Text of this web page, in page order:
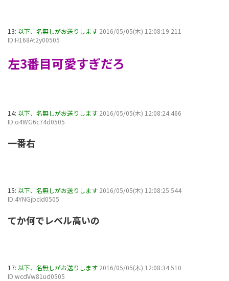
13: 以下、名無しがお送りします 2016/05/05(木) 12:08:19.211
ID:H168At2y00505
左3番目可愛すぎだろ
14: 以下、名無しがお送りします 2016/05/05(木) 12:08:24.466
ID:o4WG6c74d0505
一番右
15: 以下、名無しがお送りします 2016/05/05(木) 12:08:25.544
ID:4YNGjbcld0505
てか何でレベル高いの
17: 以下、名無しがお送りします 2016/05/05(木) 12:08:34.510
ID:wcdVw81ud0505